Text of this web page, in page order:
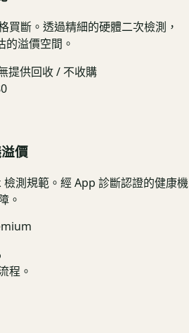
買斷。透過精細的硬體二次檢測，
的溢價空間。
提供回收 / 不收購
價
測規範。經 App 診斷認證的健康機
。
程。